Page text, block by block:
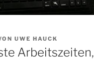
UWE HAUCK
Arbeitszeiten,